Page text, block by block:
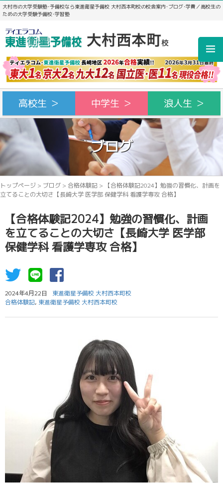
大村市の大学受験塾･予備校なら東進衛星予備校 大村西本町校の校舎案内･ブログ･学費／高校生の
ための大学受験予備校･学習塾
高校生 ＞ 中学生 ＞ 浪人生 ＞
ブログ
トップページ > ブログ > 合格体験記 >
【合格体験記2024】勉強の習慣化、計画を
立てることの大切さ【長崎大学 医学部 保健学科 看護学専攻 合格】
【合格体験記2024】勉強の習慣化、計画
を立てることの大切さ【長崎大学 医学部
保健学科 看護学専攻 合格】
2024年4月22日
東進衛星予備校 大村西本町校
合格体験記, 東進衛星予備校 大村西本町校